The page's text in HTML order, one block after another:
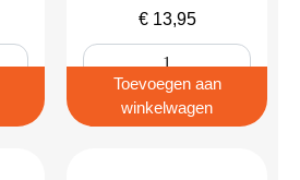
€13,95
Toevoegen aan
winkelwagen